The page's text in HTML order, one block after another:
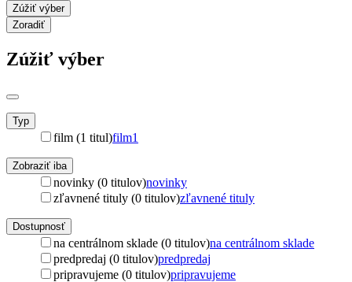
Zúžiť výber
Zoradiť
Zúžiť výber
Typ
film (1 titul)film1
Zobraziť iba
novinky (0 titulov)novinky
zľavnené tituly (0 titulov)zľavnené tituly
Dostupnosť
na centrálnom sklade (0 titulov)na centrálnom sklade
predpredaj (0 titulov)predpredaj
pripravujeme (0 titulov)pripravujeme